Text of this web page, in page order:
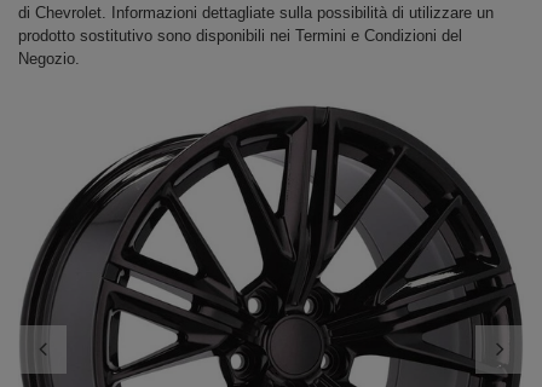
di Chevrolet. Informazioni dettagliate sulla possibilità di utilizzare un
prodotto sostitutivo sono disponibili nei Termini e Condizioni del
Negozio.